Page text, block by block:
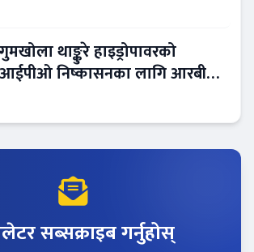
गुमखोला थाङ्कुरे हाइड्रोपावरको
आईपीओ निष्कासनका लागि आरबीबी
सब्सक्राइब गर्नुहोस्